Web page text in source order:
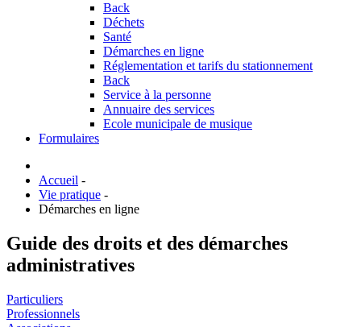
Back
Déchets
Santé
Démarches en ligne
Réglementation et tarifs du stationnement
Back
Service à la personne
Annuaire des services
Ecole municipale de musique
Formulaires
Accueil -
Vie pratique -
Démarches en ligne
Guide des droits et des démarches
administratives
Particuliers
Professionnels